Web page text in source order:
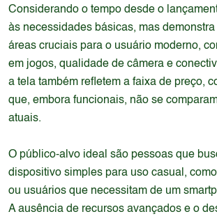
Considerando o tempo desde o
às necessidades básicas, mas
áreas cruciais para o usuário moderno,
em jogos, qualidade de câmera e
a tela também refletem a faixa de preço,
que, embora funcionais, não se
atuais.
O público-alvo ideal são pessoas que
dispositivo simples para uso casual,
ou usuários que necessitam de um
A ausência de recursos avançados e o